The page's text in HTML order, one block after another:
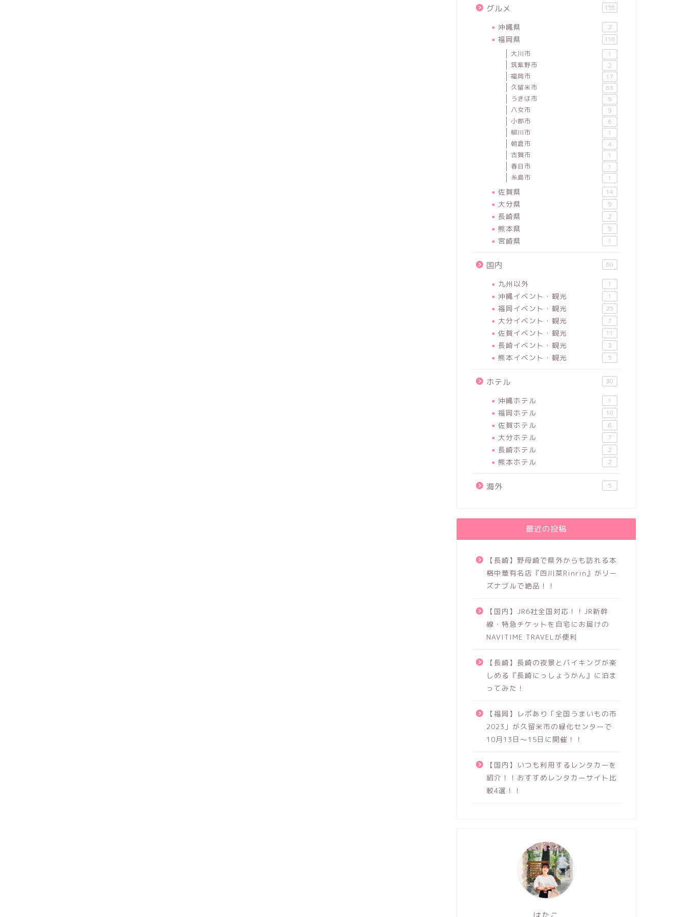
グルメ 155
沖縄県 2
福岡県 116
大川市 1
筑紫野市 2
福岡市 17
久留米市 63
うきは市 9
八女市 9
小郡市 6
柳川市 1
朝倉市 4
古賀市 1
春日市 1
糸島市 1
佐賀県 14
大分県 9
長崎県 2
熊本県 9
宮崎県 1
国内 60
九州以外 1
沖縄イベント・観光 1
福岡イベント・観光 25
大分イベント・観光 7
佐賀イベント・観光 11
長崎イベント・観光 3
熊本イベント・観光 5
ホテル 30
沖縄ホテル 1
福岡ホテル 10
佐賀ホテル 6
大分ホテル 7
長崎ホテル 2
熊本ホテル 2
海外 5
最近の投稿
【長崎】野母崎で県外からも訪れる本
格中華有名店『四川菜Rinrin』がリー
ズナブルで絶品！！
【国内】JR6社全国対応！！JR新幹
線・特急チケットを自宅にお届けの
NAVITIME TRAVELが便利
【長崎】長崎の夜景とバイキングが楽
しめる『長崎にっしょうかん』に泊ま
ってみた！
【福岡】レポあり「全国うまいもの市
2023」が久留米市の緑化センターで
10月13日～15日に開催！！
【国内】いつも利用するレンタカーを
紹介！！おすすめレンタカーサイト比
較4選！！